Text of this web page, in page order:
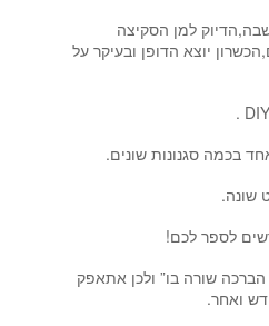
למן הסקיצה
יוצא הדופן ובעיקר על
בכמה סגנונות שונים.
שונה.
לספר לכם!
שורה בו” ולכן אתאפק
ואחר.